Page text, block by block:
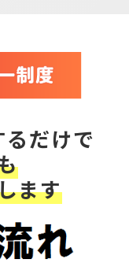
だけで
ます